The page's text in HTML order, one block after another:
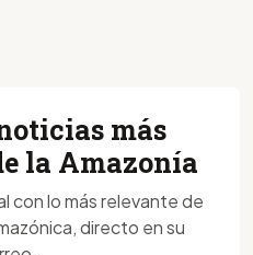
más
la Amazonía
con lo más relevante de
directo en su